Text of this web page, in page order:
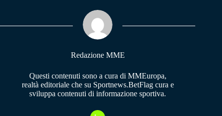
pp m
Redazione MME
Questi contenuti sono a cura di MMEuropa,
realtà editoriale che su Sportnews.BetFlag cura e
sviluppa contenuti di informazione sportiva.